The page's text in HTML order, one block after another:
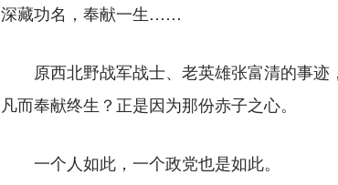
深藏功名，奉献一生……
原西北野战军战士、老英雄张富清的事迹
凡而奉献终生？正是因为那份赤子之心。
一个人如此，一个政党也是如此。